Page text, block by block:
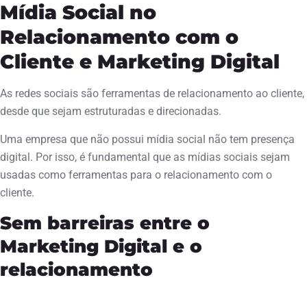
Mídia Social no
Relacionamento com o
Cliente e Marketing Digital
As redes sociais são ferramentas de relacionamento ao cliente,
desde que sejam estruturadas e direcionadas.
Uma empresa que não possui mídia social não tem presença
digital. Por isso, é fundamental que as mídias sociais sejam
usadas como ferramentas para o relacionamento com o
cliente.
Sem barreiras entre o
Marketing Digital e o
relacionamento